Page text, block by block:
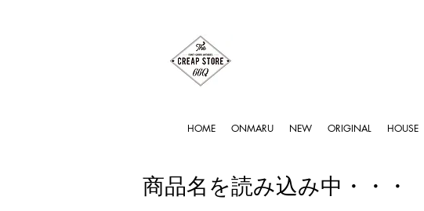
HOME ONMARU NEW ORIGINAL HOUSE
商品名を読み込み中・・・